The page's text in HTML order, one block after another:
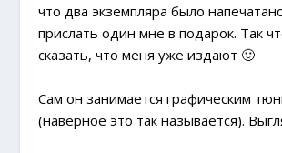
что два экземпляра было
прислать один мне в подарок. Так
сказать, что меня уже издают 🙂
Сам он занимается графическим
(наверное это так называется).